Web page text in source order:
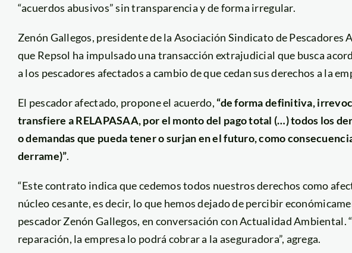
“acuerdos abusivos” sin transparencia y de forma irregular.
Zenón Gallegos, presidente de la Asociación Sindicato de Pescadores
que Repsol ha impulsado una transacción extrajudicial que busca
a los pescadores afectados a cambio de que cedan sus derechos a la
El pescador afectado, propone el acuerdo, “de forma definitiva,
transfiere a RELAPASAA, por el monto del pago total (…) todos los
o demandas que pueda tener o surjan en el futuro, como
derrame)”.
“Este contrato indica que cedemos todos nuestros derechos como
núcleo cesante, es decir, lo que hemos dejado de percibir
pescador Zenón Gallegos, en conversación con Actualidad Ambiental.
reparación, la empresa lo podrá cobrar a la aseguradora”, agrega.